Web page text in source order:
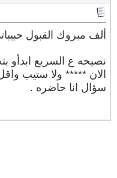
ألف مبروك القبول
نصيحه ع السريع ابدأو
الان ***** ولا ستيب
سؤال انا حاضره .